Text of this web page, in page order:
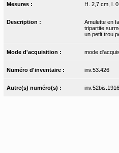
Mesures : H. 2,7 cm, l.
Description :
Amulette en
tripartite
un petit trou
Mode d'acquisition : mode
Numéro d'inventaire : inv.53.426
Autre(s) numéro(s) : inv.52bis.1916